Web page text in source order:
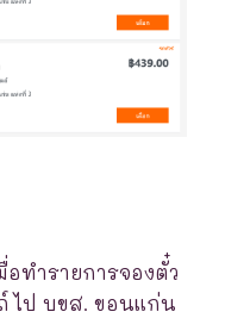
อทำรายการจองตั๋ว
ไป บขส. ขอนแก่น